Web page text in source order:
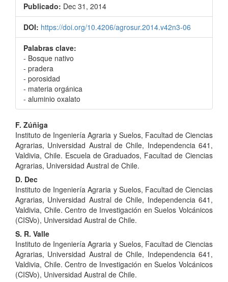
Publicado: Dec 31, 2014
DOI: https://doi.org/10.4206/agrosur.2014.v42n3-06
Palabras clave:
- Bosque nativo
- pradera
- porosidad
- materia orgánica
- aluminio oxalato
Contenido
principal
del
artículo
F. Zúñiga
Instituto de Ingeniería Agraria y Suelos, Facultad de Ciencias
Agrarias, Universidad Austral de Chile, Independencia 641,
Valdivia, Chile. Escuela de Graduados, Facultad de Ciencias
Agrarias, Universidad Austral de Chile.
D. Dec
Instituto de Ingeniería Agraria y Suelos, Facultad de Ciencias
Agrarias, Universidad Austral de Chile, Independencia 641,
Valdivia, Chile. Centro de Investigación en Suelos Volcánicos
(CISVo), Universidad Austral de Chile.
S. R. Valle
Instituto de Ingeniería Agraria y Suelos, Facultad de Ciencias
Agrarias, Universidad Austral de Chile, Independencia 641,
Valdivia, Chile. Centro de Investigación en Suelos Volcánicos
(CISVo), Universidad Austral de Chile.